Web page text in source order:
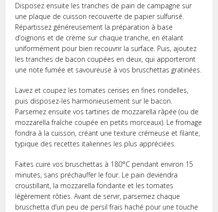
Disposez ensuite les tranches de pain de campagne sur
une plaque de cuisson recouverte de papier sulfurisé.
Répartissez généreusement la préparation à base
d’oignons et de crème sur chaque tranche, en étalant
uniformément pour bien recouvrir la surface. Puis, ajoutez
les tranches de bacon coupées en deux, qui apporteront
une note fumée et savoureuse à vos bruschettas gratinées.
Lavez et coupez les tomates cerises en fines rondelles,
puis disposez-les harmonieusement sur le bacon.
Parsemez ensuite vos tartines de mozzarella râpée (ou de
mozzarella fraîche coupée en petits morceaux). Le fromage
fondra à la cuisson, créant une texture crémeuse et filante,
typique des recettes italiennes les plus appréciées.
Faites cuire vos bruschettas à 180°C pendant environ 15
minutes, sans préchauffer le four. Le pain deviendra
croustillant, la mozzarella fondante et les tomates
légèrement rôties. Avant de servir, parsemez chaque
bruschetta d’un peu de persil frais haché pour une touche